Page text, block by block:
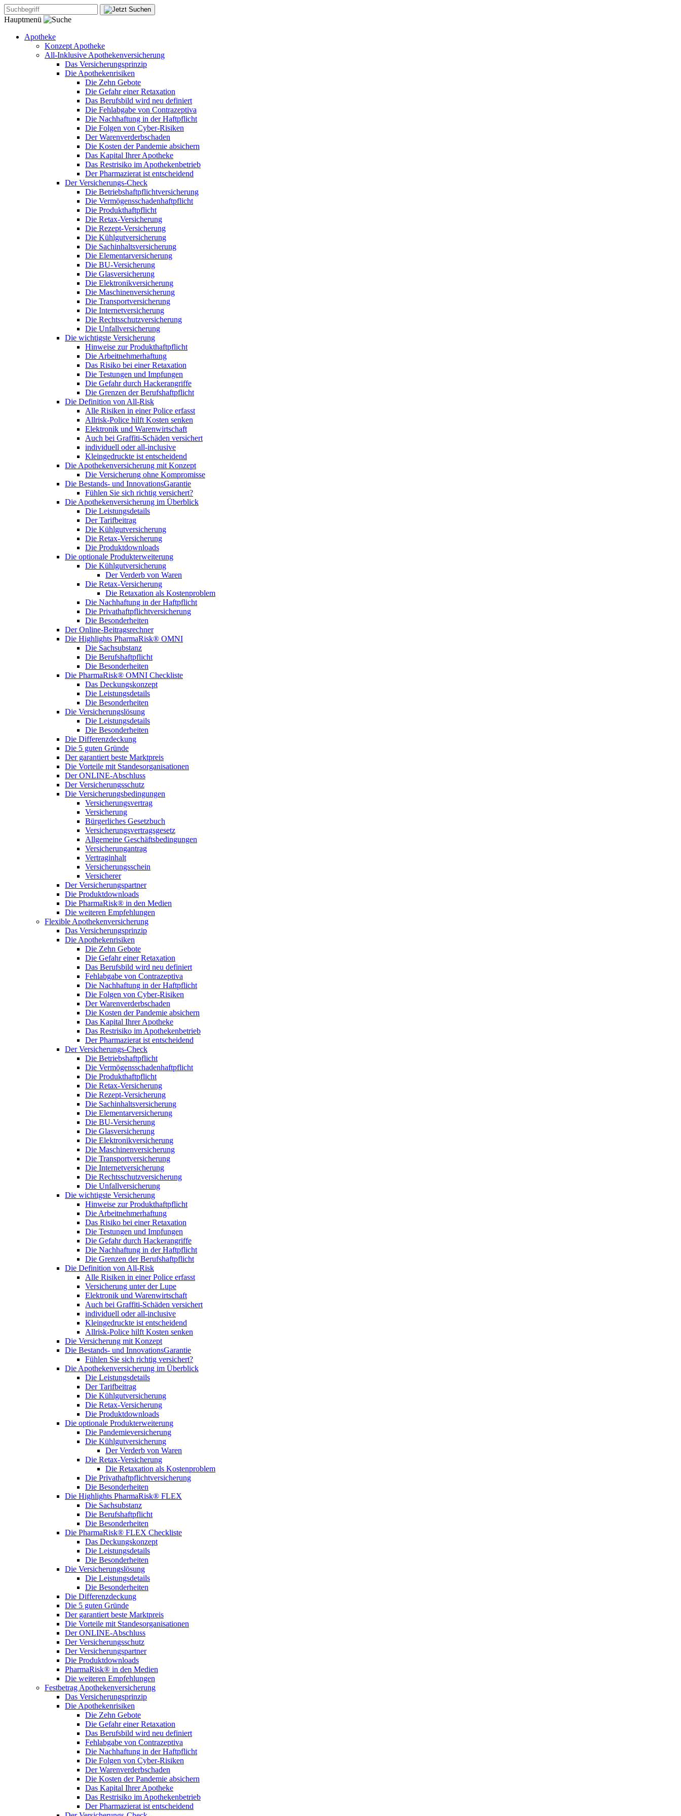
Hauptmenü
Apotheke
Konzept Apotheke
All-Inklusive Apothekenversicherung
Das Versicherungsprinzip
Die Apothekenrisiken
Die Zehn Gebote
Die Gefahr einer Retaxation
Das Berufsbild wird neu definiert
Die Fehlabgabe von Contrazeptiva
Die Nachhaftung in der Haftpflicht
Die Folgen von Cyber-Risiken
Der Warenverderbschaden
Die Kosten der Pandemie absichern
Das Kapital Ihrer Apotheke
Das Restrisiko im Apothekenbetrieb
Der Pharmazierat ist entscheidend
Der Versicherungs-Check
Die Betriebshaftpflichtversicherung
Die Vermögensschadenhaftpflicht
Die Produkthaftpflicht
Die Retax-Versicherung
Die Rezept-Versicherung
Die Kühlgutversicherung
Die Sachinhaltsversicherung
Die Elementarversicherung
Die BU-Versicherung
Die Glasversicherung
Die Elektronikversicherung
Die Maschinenversicherung
Die Transportversicherung
Die Internetversicherung
Die Rechtsschutzversicherung
Die Unfallversicherung
Die wichtigste Versicherung
Hinweise zur Produkthaftpflicht
Die Arbeitnehmerhaftung
Das Risiko bei einer Retaxation
Die Testungen und Impfungen
Die Gefahr durch Hackerangriffe
Die Grenzen der Berufshaftpflicht
Die Definition von All-Risk
Alle Risiken in einer Police erfasst
Allrisk-Police hilft Kosten senken
Elektronik und Warenwirtschaft
Auch bei Graffiti-Schäden versichert
individuell oder all-inclusive
Kleingedruckte ist entscheidend
Die Apothekenversicherung mit Konzept
Die Versicherung ohne Kompromisse
Die Bestands- und InnovationsGarantie
Fühlen Sie sich richtig versichert?
Die Apothekenversicherung im Überblick
Die Leistungsdetails
Der Tarifbeitrag
Die Kühlgutversicherung
Die Retax-Versicherung
Die Produktdownloads
Die optionale Produkterweiterung
Die Kühlgutversicherung
Der Verderb von Waren
Die Retax-Versicherung
Die Retaxation als Kostenproblem
Die Nachhaftung in der Haftpflicht
Die Privathaftpflichtversicherung
Die Besonderheiten
Der Online-Beitragsrechner
Die Highlights PharmaRisk® OMNI
Die Sachsubstanz
Die Berufshaftpflicht
Die Besonderheiten
Die PharmaRisk® OMNI Checkliste
Das Deckungskonzept
Die Leistungsdetails
Die Besonderheiten
Die Versicherungslösung
Die Leistungsdetails
Die Besonderheiten
Die Differenzdeckung
Die 5 guten Gründe
Der garantiert beste Marktpreis
Die Vorteile mit Standesorganisationen
Der ONLINE-Abschluss
Der Versicherungsschutz
Die Versicherungsbedingungen
Versicherungsvertrag
Versicherung
Bürgerliches Gesetzbuch
Versicherungsvertragsgesetz
Allgemeine Geschäftsbedingungen
Versicherungantrag
Vertraginhalt
Versicherungsschein
Versicherer
Der Versicherungspartner
Die Produktdownloads
Die PharmaRisk® in den Medien
Die weiteren Empfehlungen
Flexible Apothekenversicherung
Das Versicherungsprinzip
Die Apothekenrisiken
Die Zehn Gebote
Die Gefahr einer Retaxation
Das Berufsbild wird neu definiert
Fehlabgabe von Contrazeptiva
Die Nachhaftung in der Haftpflicht
Die Folgen von Cyber-Risiken
Der Warenverderbschaden
Die Kosten der Pandemie absichern
Das Kapital Ihrer Apotheke
Das Restrisiko im Apothekenbetrieb
Der Pharmazierat ist entscheidend
Der Versicherungs-Check
Die Betriebshaftpflicht
Die Vermögensschadenhaftpflicht
Die Produkthaftpflicht
Die Retax-Versicherung
Die Rezept-Versicherung
Die Sachinhaltsversicherung
Die Elementarversicherung
Die BU-Versicherung
Die Glasversicherung
Die Elektronikversicherung
Die Maschinenversicherung
Die Transportversicherung
Die Internetversicherung
Die Rechtsschutzversicherung
Die Unfallversicherung
Die wichtigste Versicherung
Hinweise zur Produkthaftpflicht
Die Arbeitnehmerhaftung
Das Risiko bei einer Retaxation
Die Testungen und Impfungen
Die Gefahr durch Hackerangriffe
Die Nachhaftung in der Haftpflicht
Die Grenzen der Berufshaftpflicht
Die Definition von All-Risk
Alle Risiken in einer Police erfasst
Versicherung unter der Lupe
Elektronik und Warenwirtschaft
Auch bei Graffiti-Schäden versichert
individuell oder all-inclusive
Kleingedruckte ist entscheidend
Allrisk-Police hilft Kosten senken
Die Versicherung mit Konzept
Die Bestands- und InnovationsGarantie
Fühlen Sie sich richtig versichert?
Die Apothekenversicherung im Überblick
Die Leistungsdetails
Der Tarifbeitrag
Die Kühlgutversicherung
Die Retax-Versicherung
Die Produktdownloads
Die optionale Produkterweiterung
Die Pandemieversicherung
Die Kühlgutversicherung
Der Verderb von Waren
Die Retax-Versicherung
Die Retaxation als Kostenproblem
Die Privathaftpflichtversicherung
Die Besonderheiten
Die Highlights PharmaRisk® FLEX
Die Sachsubstanz
Die Berufshaftpflicht
Die Besonderheiten
Die PharmaRisk® FLEX Checkliste
Das Deckungskonzept
Die Leistungsdetails
Die Besonderheiten
Die Versicherungslösung
Die Leistungsdetails
Die Besonderheiten
Die Differenzdeckung
Die 5 guten Gründe
Der garantiert beste Marktpreis
Die Vorteile mit Standesorganisationen
Der ONLINE-Abschluss
Der Versicherungsschutz
Der Versicherungspartner
Die Produktdownloads
PharmaRisk® in den Medien
Die weiteren Empfehlungen
Festbetrag Apothekenversicherung
Das Versicherungsprinzip
Die Apothekenrisiken
Die Zehn Gebote
Die Gefahr einer Retaxation
Das Berufsbild wird neu definiert
Fehlabgabe von Contrazeptiva
Die Nachhaftung in der Haftpflicht
Die Folgen von Cyber-Risiken
Der Warenverderbschaden
Die Kosten der Pandemie absichern
Das Kapital Ihrer Apotheke
Das Restrisiko im Apothekenbetrieb
Der Pharmazierat ist entscheidend